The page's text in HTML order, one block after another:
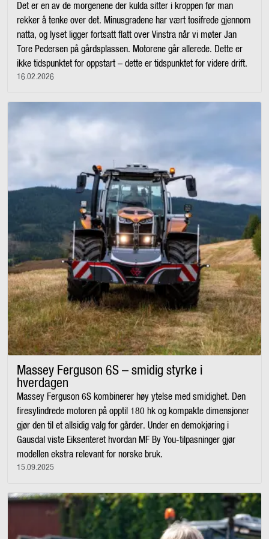
Det er en av de morgenene der kulda sitter i kroppen før man
rekker å tenke over det. Minusgradene har vært tosifrede gjennom
natta, og lyset ligger fortsatt flatt over Vinstra når vi møter Jan
Tore Pedersen på gårdsplassen. Motorene går allerede. Dette er
ikke tidspunktet for oppstart – dette er tidspunktet for videre drift.
16.02.2026
Massey Ferguson 6S – smidig styrke i
hverdagen
Massey Ferguson 6S kombinerer høy ytelse med smidighet. Den
firesylindrede motoren på opptil 180 hk og kompakte dimensjoner
gjør den til et allsidig valg for gårder. Under en demokjøring i
Gausdal viste Eiksenteret hvordan MF By You-tilpasninger gjør
modellen ekstra relevant for norske bruk.
15.09.2025